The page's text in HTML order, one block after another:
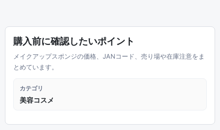
購入前に確認したいポイント
メイクアップスポンジの価格、JANコード、売り場や在庫注意をま
とめています。
カテゴリ
美容コスメ